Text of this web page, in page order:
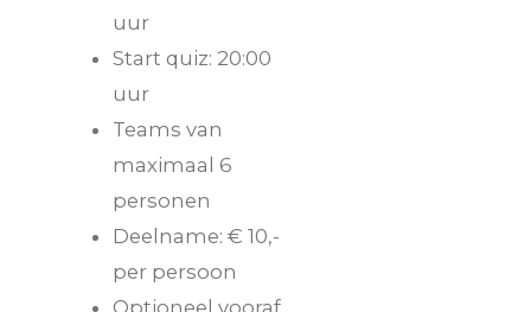
uur
Start quiz: 20:00
uur
Teams van
maximaal 6
personen
Deelname: € 10,-
per persoon
Optioneel vooraf